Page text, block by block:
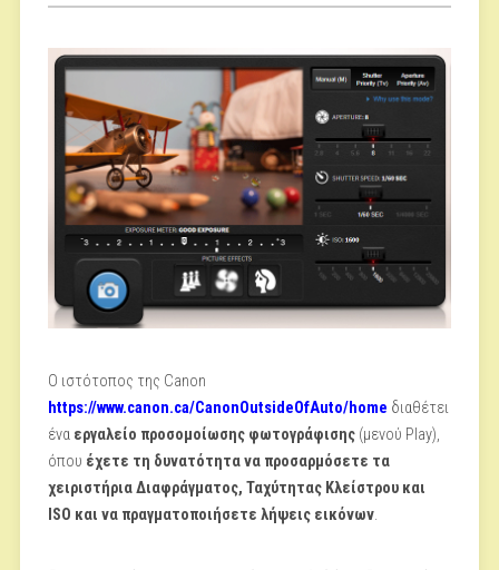
Ο ιστότοπος της Canon
https://www.canon.ca/CanonOutsideOfAuto/home διαθέτει
ένα εργαλείο προσομοίωσης φωτογράφισης(μενού Play),
όπου έχετε τη δυνατότητα να προσαρμόσετε τα
χειριστήρια Διαφράγματος, Ταχύτητας Κλείστρου και
ISO και να πραγματοποιήσετε λήψεις εικόνων.